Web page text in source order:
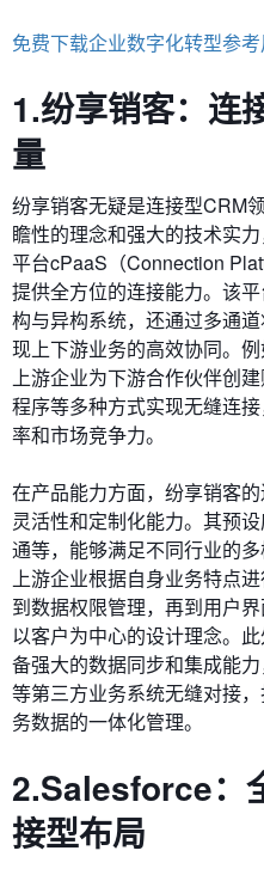
免费下载企业数字化转型参
1.纷享销客：连
量
纷享销客无疑是连接型CRM
瞻性的理念和强大的技术实
平台cPaaS（Connection
提供全方位的连接能力。该
构与异构系统，还通过多通
现上下游业务的高效协同。
上游企业为下游合作伙伴创
程序等多种方式实现无缝连
率和市场竞争力。
在产品能力方面，纷享销客
灵活性和定制化能力。其预
通等，能够满足不同行业的
上游企业根据自身业务特点
到数据权限管理，再到用户
以客户为中心的设计理念。
备强大的数据同步和集成能
等第三方业务系统无缝对接
务数据的一体化管理。
2.Salesforce：
接型布局